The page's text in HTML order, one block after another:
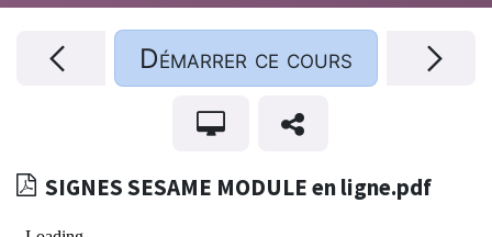
SIGNES SESAME MODULE en ligne.pdf
Démarrer ce cours